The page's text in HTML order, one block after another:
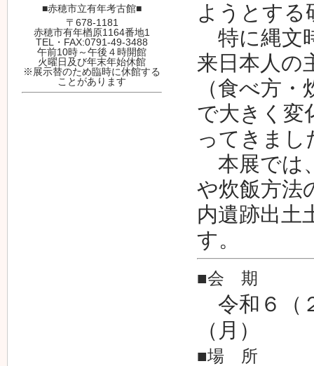
ようとする
特に縄文
来日本人の
（食べ方
で大きく変
ってきまし
本展では
や炊飯方法
内遺跡出土
す。
■会 期
令和６（
（月）
■場 所
■赤穂市立有年考古館■
〒678-1181
赤穂市有年楢原1164番地1
TEL・FAX:0791-49-3488
午前10時～午後４時開館
火曜日及び年末年始休館
※展示替のため臨時に休館する
ことがあります